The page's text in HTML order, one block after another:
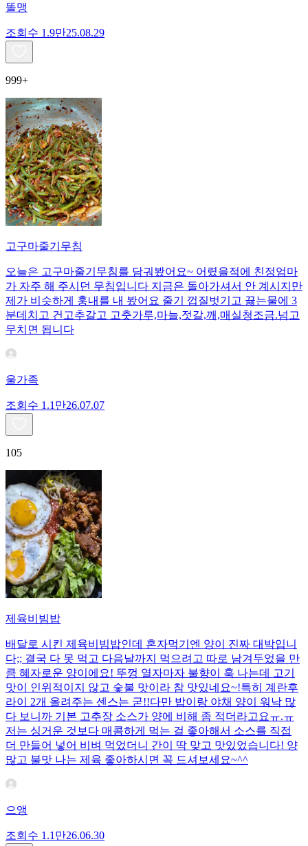
똘맹
조회수 1.9만25.08.29
999+
고구마줄기무침
오늘은 고구마줄기무침를 담궈봤어요~ 어렸을적에 친정엄마
가 자주 해 주시던 무침입니다 지금은 돌아가셔서 안 계시지만
제가 비슷하게 훙내를 내 봤어요 줄기 껍질벗기고 끓는물에 3
분데치고 건고추갈고 고춧가루,마늘,젓갈,깨,매실청조금.넘고
무치면 됩니다
울가족
조회수 1.1만26.07.07
105
제육비빔밥
배달로 시킨 제육비빔밥인데 혼자먹기엔 양이 진짜 대박입니
다;; 결국 다 못 먹고 다음날까지 먹으려고 따로 남겨두었을 만
큼 혜자로운 양이에요! 뚜껑 열자마자 불향이 훅 나는데 고기
맛이 인위적이지 않고 숯불 맛이라 참 맛있네요~!특히 계란후
라이 2개 올려주는 센스는 굳!! ​다만 밥이랑 야채 양이 워낙 많
다 보니까 기본 고추장 소스가 양에 비해 좀 적더라고요ㅠ.ㅠ
저는 싱거운 것보다 매콤하게 먹는 걸 좋아해서 소스를 직접
더 만들어 넣어 비벼 먹었더니 간이 딱 맞고 맛있었습니다! 양
많고 불맛 나는 제육 좋아하시면 꼭 드셔보세요~^^
으앵
조회수 1.1만26.06.30